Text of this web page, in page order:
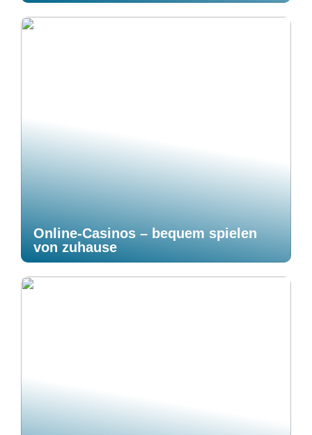
Online-Casinos – bequem spielen
von zuhause